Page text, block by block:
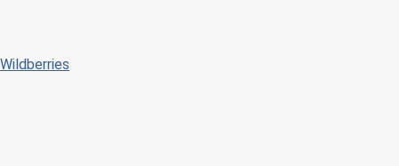
Wildberries